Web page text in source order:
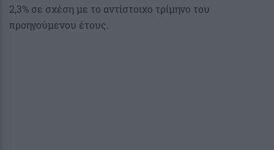
2,3% σε σχέση με το αντίστοιχο τρίμηνο του
προηγούμενου έτους.